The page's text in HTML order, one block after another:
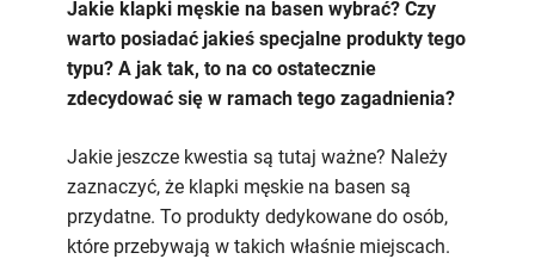
na
basen:
jakie
kupić?
Jakie klapki męskie na basen wybrać? Czy
warto posiadać jakieś specjalne produkty tego
typu? A jak tak, to na co ostatecznie
zdecydować się w ramach tego zagadnienia?
Jakie jeszcze kwestia są tutaj ważne? Należy
zaznaczyć, że klapki męskie na basen są
przydatne. To produkty dedykowane do osób,
które przebywają w takich właśnie miejscach.